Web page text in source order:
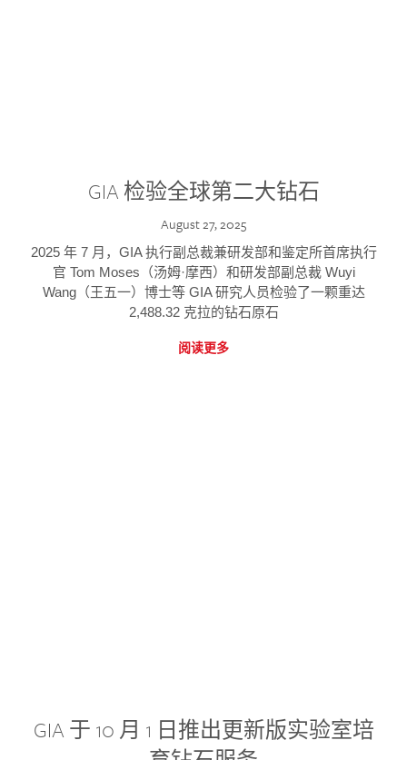
GIA 检验全球第二大钻石
August 27, 2025
2025 年 7 月，GIA 执行副总裁兼研发部和鉴定所首席执行
官 Tom Moses（汤姆·摩西）和研发部副总裁 Wuyi
Wang（王五一）博士等 GIA 研究人员检验了一颗重达
2,488.32 克拉的钻石原石
阅读更多
GIA 于 10 月 1 日推出更新版实验室培